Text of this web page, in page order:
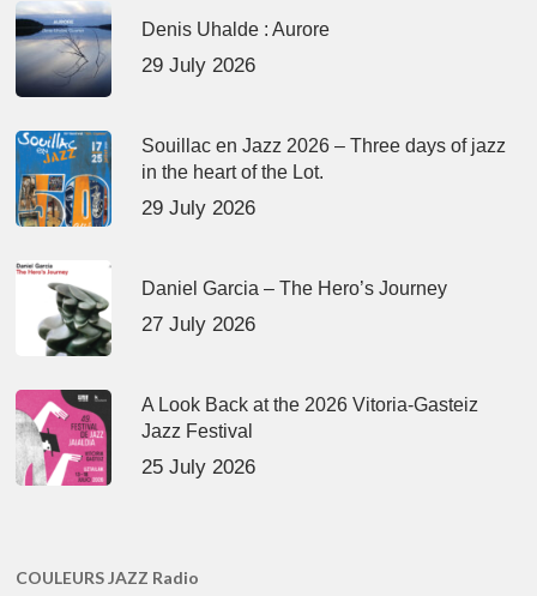
Denis Uhalde : Aurore
29 July 2026
Souillac en Jazz 2026 – Three days of jazz
in the heart of the Lot.
29 July 2026
Daniel Garcia – The Hero’s Journey
27 July 2026
A Look Back at the 2026 Vitoria-Gasteiz
Jazz Festival
25 July 2026
COULEURS JAZZ Radio